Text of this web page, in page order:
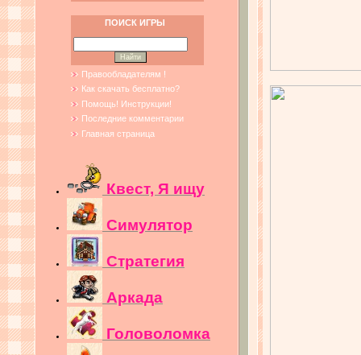
ПОИСК ИГРЫ
Правообладателям !
Как скачать бесплатно?
Помощь! Инструкции!
Последние комментарии
Главная страница
Квест, Я ищу
Симулятор
Стратегия
Аркада
Головоломка